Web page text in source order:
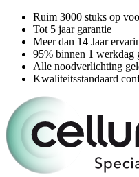
Ruim 3000 stuks op
Tot 5 jaar garantie
Meer dan 14 Jaar
95% binnen 1 werkdag
Alle noodverlichting
Kwaliteitsstandaard